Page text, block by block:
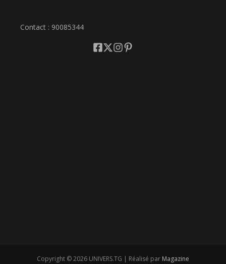
Contact : 90085344
Copyright © 2026 UNIVERS.TG | Réalisé par Magazine